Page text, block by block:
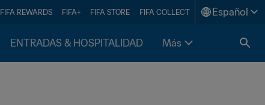
FIFA REWARDS FIFA+ FIFA STORE FIFA COLLECT Español
ENTRADAS & HOSPITALIDAD Más